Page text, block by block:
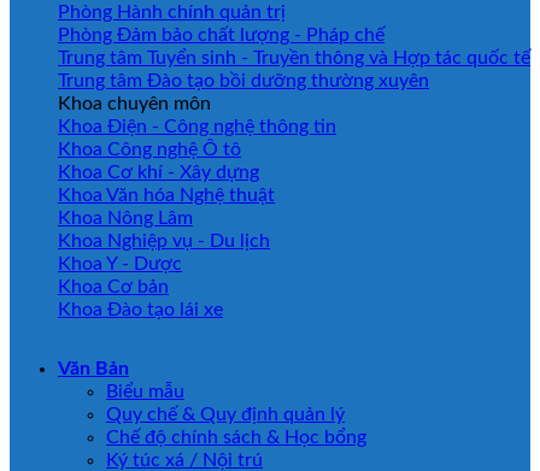
Phòng Hành chính quản trị
Phòng Đảm bảo chất lượng - Pháp chế
Trung tâm Tuyển sinh - Truyền thông và Hợp tác quốc tế
Trung tâm Đào tạo bồi dưỡng thường xuyên
Khoa chuyên môn
Khoa Điện - Công nghệ thông tin
Khoa Công nghệ Ô tô
Khoa Cơ khí - Xây dựng
Khoa Văn hóa Nghệ thuật
Khoa Nông Lâm
Khoa Nghiệp vụ - Du lịch
Khoa Y - Dược
Khoa Cơ bản
Khoa Đào tạo lái xe
Văn Bản
Biểu mẫu
Quy chế & Quy định quản lý
Chế độ chính sách & Học bổng
Ký túc xá / Nội trú